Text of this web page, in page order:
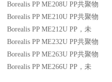
Borealis PP ME208U PP共聚物
Borealis PP ME210U PP共聚物
Borealis PP ME212U PP ，未
Borealis PP ME232U PP共聚物
Borealis PP ME263U PP共聚物
Borealis PP ME266U PP ，未